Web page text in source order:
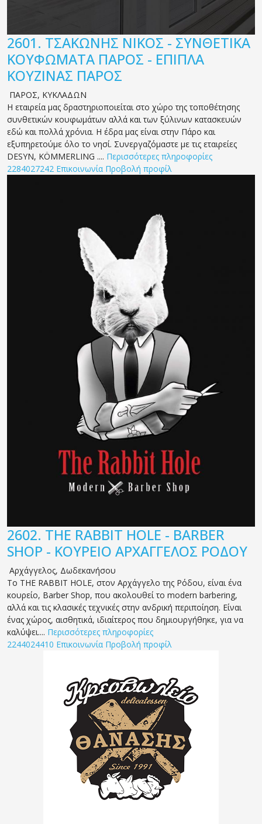
2601. ΤΣΑΚΩΝΗΣ ΝΙΚΟΣ - ΣΥΝΘΕΤΙΚΑ
ΚΟΥΦΩΜΑΤΑ ΠΑΡΟΣ - ΕΠΙΠΛΑ
ΚΟΥΖΙΝΑΣ ΠΑΡΟΣ
ΠΑΡΟΣ, ΚΥΚΛΑΔΩΝ
Η εταιρεία μας δραστηριοποιείται στο χώρο της τοποθέτησης
συνθετικών κουφωμάτων αλλά και των ξύλινων κατασκευών
εδώ και πολλά χρόνια. Η έδρα μας είναι στην Πάρο και
εξυπηρετούμε όλο το νησί. Συνεργαζόμαστε με τις εταιρείες
DESYN, KÖMMERLING .... Περισσότερες πληροφορίες
2284027242 Επικοινωνία Προβολή προφίλ
2602. THE RABBIT HOLE - BARBER
SHOP - ΚΟΥΡΕΙΟ ΑΡΧΑΓΓΕΛΟΣ ΡΟΔΟΥ
Αρχάγγελος, Δωδεκανήσου
Το THE RABBIT HOLE, στον Αρχάγγελο της Ρόδου, είναι ένα
κουρείο, Barber Shop, που ακολουθεί το modern barbering,
αλλά και τις κλασικές τεχνικές στην ανδρική περιποίηση. Είναι
ένας χώρος, αισθητικά, ιδιαίτερος που δημιουργήθηκε, για να
καλύψει.... Περισσότερες πληροφορίες
2244024410 Επικοινωνία Προβολή προφίλ